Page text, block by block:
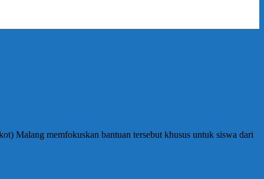
Malang memfokuskan bantuan tersebut khusus untuk siswa dari